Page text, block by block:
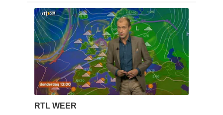
RTL WEER